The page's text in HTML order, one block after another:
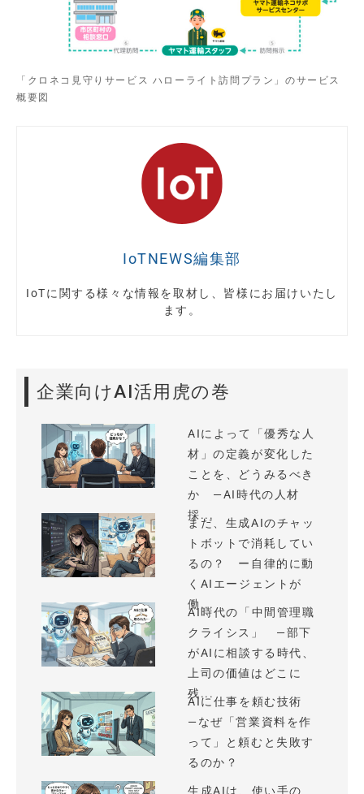
「クロネコ見守りサービス ハローライト訪問プラン」のサービス
概要図
IoTNEWS編集部
IoTに関する様々な情報を取材し、皆様にお届けいたし
ます。
企業向けAI活用虎の巻
AIによって「優秀な人
材」の定義が変化した
ことを、どうみるべき
か —AI時代の人材
採...
まだ、生成AIのチャッ
トボットで消耗してい
るの？ ー自律的に動
くAIエージェントが
働...
AI時代の「中間管理職
クライシス」 —部下
がAIに相談する時代、
上司の価値はどこに
残...
AIに仕事を頼む技術
—なぜ「営業資料を作
って」と頼むと失敗す
るのか？
生成AIは、使い手の